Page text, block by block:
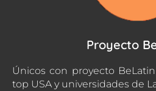
Proyecto
Únicos con proyecto
top USA y universidades de